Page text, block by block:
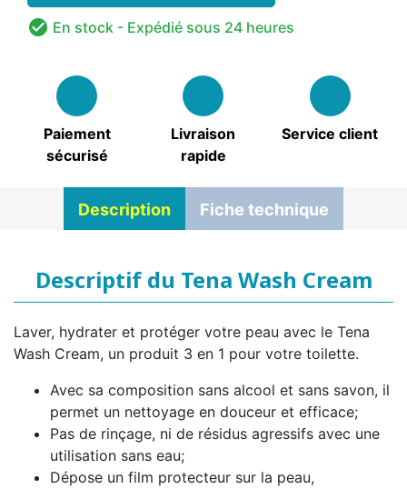
 En stock - Expédié sous 24 heures
Paiement
sécurisé
Livraison
rapide
Service client
Description Fiche technique
Descriptif du Tena Wash Cream
Laver, hydrater et protéger votre peau avec le Tena
Wash Cream, un produit 3 en 1 pour votre toilette.
Avec sa composition sans alcool et sans savon, il
permet un nettoyage en douceur et efficace;
Pas de rinçage, ni de résidus agressifs avec une
utilisation sans eau;
Dépose un film protecteur sur la peau,